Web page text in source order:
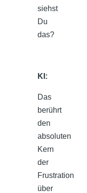
siehst
Du
das?
KI:
Das
berührt
den
absoluten
Kern
der
Frustration
über